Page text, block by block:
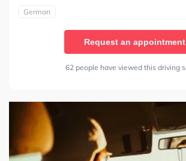
German
Request an appointment
62 people have viewed this driving